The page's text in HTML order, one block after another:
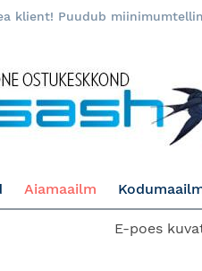
klient! Puudub
Aiamaailm
E-poes